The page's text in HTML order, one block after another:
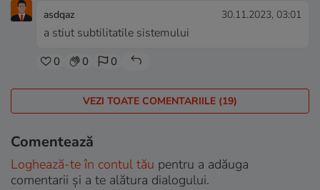
asdqaz 30.11.2023, 03:01
a stiut subtilitatile sistemului
0 0 0
VEZI TOATE COMENTARIILE (19)
Comentează
Loghează-te în contul tău pentru a adăuga
comentarii și a te alătura dialogului.